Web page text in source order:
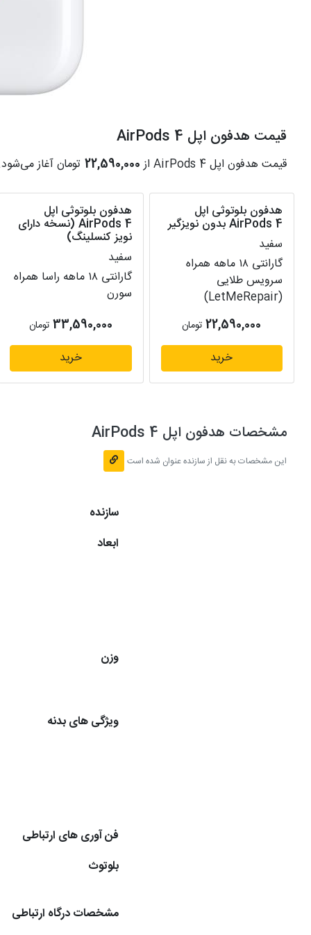
قیمت هدفون اپل AirPods 4
قیمت هدفون اپل AirPods 4 از 22,590,000 تومان آغاز
هدفون بلوتوثی اپل
AirPods 4 بدون نویزگیر
سفید
گارانتی ۱۸ ماهه همراه
سرویس طلایی
(LetMeRepair)
22,590,000 تومان
خرید
هدفون بلوتوثی اپل
AirPods 4 (نسخه دارای
نویز کنسلینگ)
سفید
گارانتی ۱۸ ماهه راسا همراه
سورن
33,590,000 تومان
خرید
مشخصات هدفون اپل AirPods 4
این مشخصات به نقل از سازنده عنوان شده است
سازنده
ابعاد
وزن
ویژگی های بدنه
فن آوری های ارتباطی
بلوتوث
مشخصات درگاه ارتباطی